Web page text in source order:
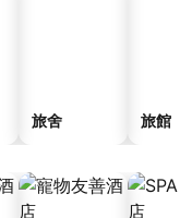
旅舍 旅館